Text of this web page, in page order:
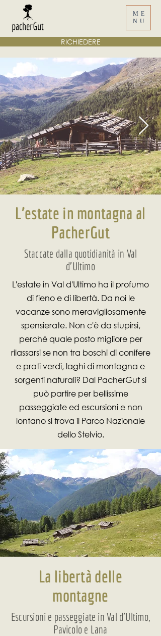
ME
NU
RICHIEDERE
L’estate in montagna al
PacherGut
Staccate dalla quotidianità in Val
d'Ultimo
L'estate in Val d'Ultimo ha il profumo
di fieno e di libertà. Da noi le
vacanze sono meravigliosamente
spensierate. Non c'è da stupirsi,
perché quale posto migliore per
rilassarsi se non tra boschi di conifere
e prati verdi, laghi di montagna e
sorgenti naturali? Dal PacherGut si
può partire per bellissime
passeggiate ed escursioni e non
lontano si trova il Parco Nazionale
dello Stelvio.
La libertà delle
montagne
Escursioni e passeggiate in Val d'Ultimo,
Pavicolo e Lana